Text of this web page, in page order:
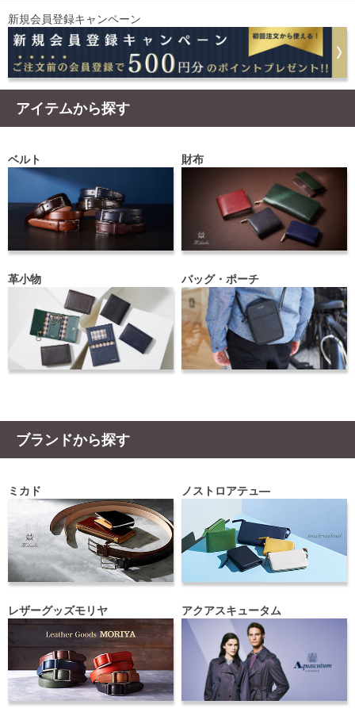
新規会員登録キャンペーン
アイテムから探す
ベルト 財布
革小物 バッグ・ポーチ
ブランドから探す
ミカド ノストロアテュ―
レザーグッズモリヤ アクアスキュータム